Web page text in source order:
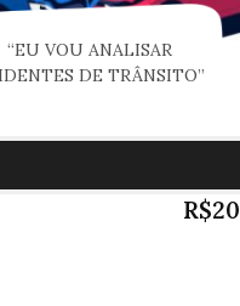
“EU VOU ANALISAR
DE TRÂNSITO”
R$20